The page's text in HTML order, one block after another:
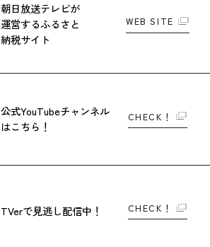
朝日放送テレビが
運営するふるさと
納税サイト
WEB SITE
公式YouTubeチャンネル
はこちら！
CHECK！
TVerで見逃し配信中！ CHECK！